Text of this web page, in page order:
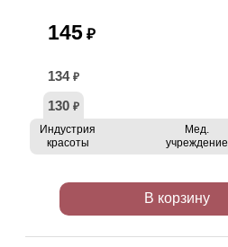
145 ₽
134 ₽
130 ₽
Индустрия
красоты
Мед.
учреждение
В корзину